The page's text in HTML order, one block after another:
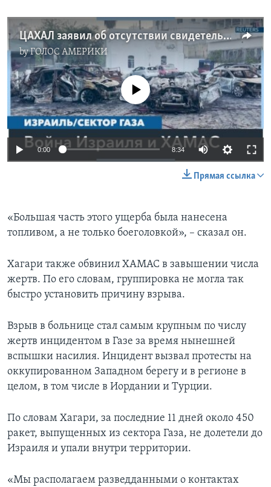
ЦАХАЛ заявил об отсутствии свидетельств воздушного удара по больнице в Газе
byГОЛОС АМЕРИКИ
No media source currently available
0:00 8:34
Прямая ссылка
«Большая часть этого ущерба была нанесена
топливом, а не только боеголовкой», – сказал он.
Хагари также обвинил ХАМАС в завышении числа
жертв. По его словам, группировка не могла так
быстро установить причину взрыва.
Взрыв в больнице стал самым крупным по числу
жертв инцидентом в Газе за время нынешней
вспышки насилия. Инцидент вызвал протесты на
оккупированном Западном берегу и в регионе в
целом, в том числе в Иордании и Турции.
По словам Хагари, за последние 11 дней около 450
ракет, выпущенных из сектора Газа, не долетели до
Израиля и упали внутри территории.
«Мы располагаем разведданными о контактах